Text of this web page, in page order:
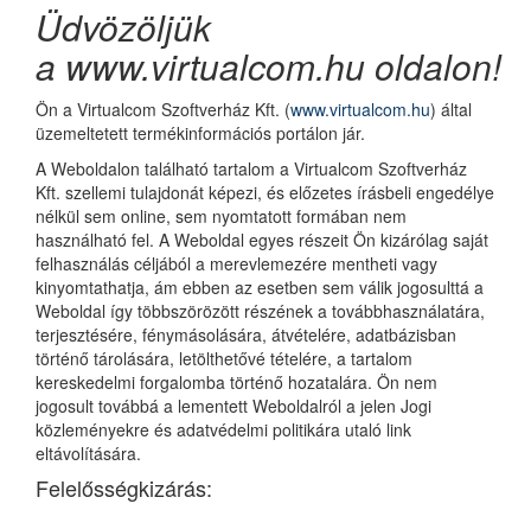
Üdvözöljük
a www.virtualcom.hu oldalon!
Ön a Virtualcom Szoftverház Kft. (www.virtualcom.hu) által
üzemeltetett termékinformációs portálon jár.
A Weboldalon található tartalom a Virtualcom Szoftverház
Kft. szellemi tulajdonát képezi, és előzetes írásbeli engedélye
nélkül sem online, sem nyomtatott formában nem
használható fel. A Weboldal egyes részeit Ön kizárólag saját
felhasználás céljából a merevlemezére mentheti vagy
kinyomtathatja, ám ebben az esetben sem válik jogosulttá a
Weboldal így többszörözött részének a továbbhasználatára,
terjesztésére, fénymásolására, átvételére, adatbázisban
történő tárolására, letölthetővé tételére, a tartalom
kereskedelmi forgalomba történő hozatalára. Ön nem
jogosult továbbá a lementett Weboldalról a jelen Jogi
közleményekre és adatvédelmi politikára utaló link
eltávolítására.
Felelősségkizárás: